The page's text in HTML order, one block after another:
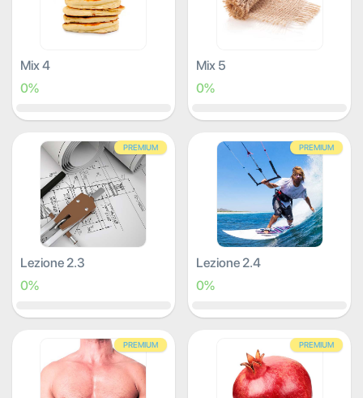
Mix 4
0%
Mix 5
0%
PREMIUM
Lezione 2.3
0%
PREMIUM
Lezione 2.4
0%
PREMIUM PREMIUM